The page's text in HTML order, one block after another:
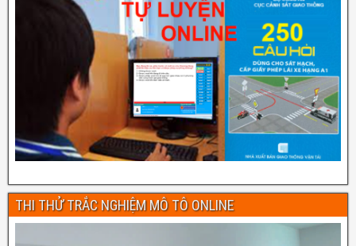
THI THỬ TRẮC NGHIỆM MÔ TÔ ONLINE